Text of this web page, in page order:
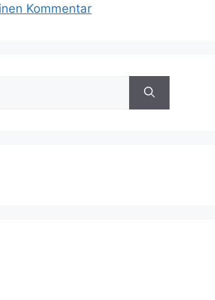
Kommentar